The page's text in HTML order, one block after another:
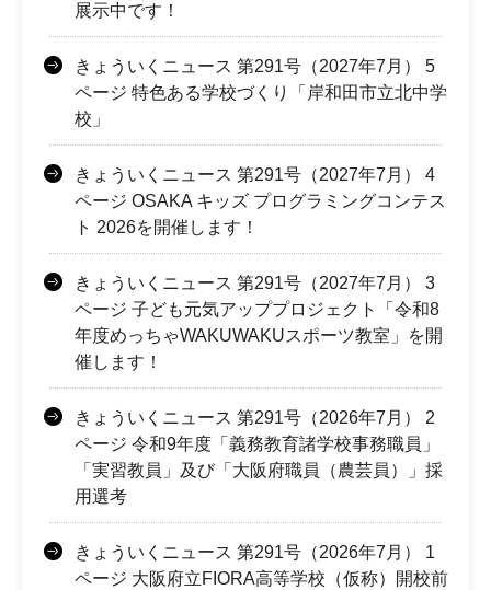
展示中です！
きょういくニュース 第291号（2027年7月） 5
ページ 特色ある学校づくり「岸和田市立北中学
校」
きょういくニュース 第291号（2027年7月） 4
ページ OSAKA キッズ プログラミングコンテス
ト 2026を開催します！
きょういくニュース 第291号（2027年7月） 3
ページ 子ども元気アッププロジェクト「令和8
年度めっちゃWAKUWAKUスポーツ教室」を開
催します！
きょういくニュース 第291号（2026年7月） 2
ページ 令和9年度「義務教育諸学校事務職員」
「実習教員」及び「大阪府職員（農芸員）」採
用選考
きょういくニュース 第291号（2026年7月） 1
ページ 大阪府立FIORA高等学校（仮称）開校前